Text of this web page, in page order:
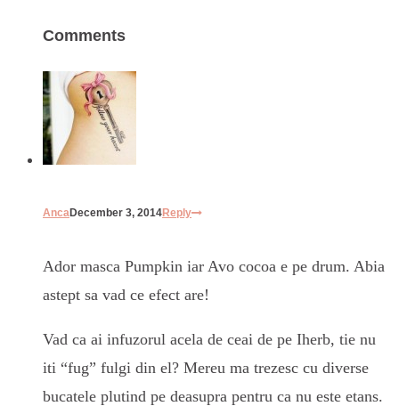
Comments
AncaDecember 3, 2014Reply
Ador masca Pumpkin iar Avo cocoa e pe drum. Abia
astept sa vad ce efect are!
Vad ca ai infuzorul acela de ceai de pe Iherb, tie nu
iti “fug” fulgi din el? Mereu ma trezesc cu diverse
bucatele plutind pe deasupra pentru ca nu este etans.